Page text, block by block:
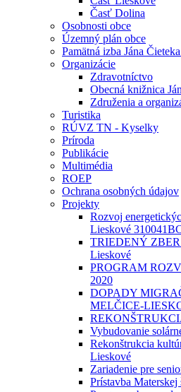
Časť Dolina
Osobnosti obce
Územný plán obce
Pamätná izba Jána
Organizácie
Zdravotníctvo
Obecná knižnica
Združenia a
Turistika
RÚVZ TN - Kyselky
Príroda
Publikácie
Multimédia
ROEP
Ochrana osobných údajov
Projekty
Rozvoj
Lieskové
TRIEDENÝ
Lieskové
PROGRAM
2020
DOPADY
MELČICE-
Vybudovanie
Rekonštrukcia
Lieskové
Zariadenie pre
Prístavba Materskej